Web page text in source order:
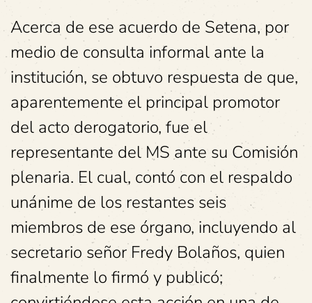
Acerca de ese acuerdo de Setena, por
medio de consulta informal ante la
institución, se obtuvo respuesta de que,
aparentemente el principal promotor
del acto derogatorio, fue el
representante del MS ante su Comisión
plenaria. El cual, contó con el respaldo
unánime de los restantes seis
miembros de ese órgano, incluyendo al
secretario señor Fredy Bolaños, quien
finalmente lo firmó y publicó;